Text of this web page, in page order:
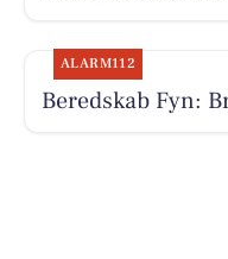
ALARM112
Beredskab Fyn: